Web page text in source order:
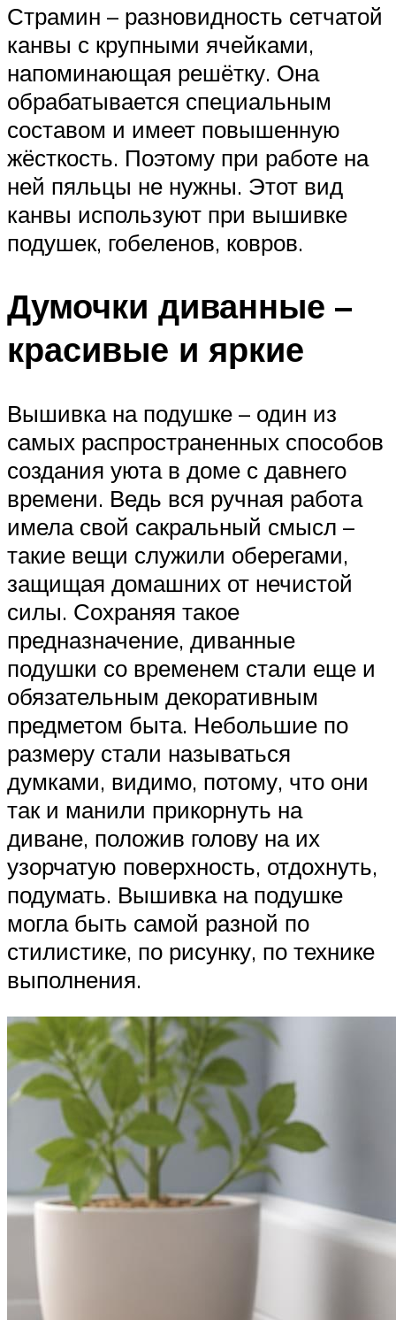
Страмин – разновидность сетчатой
канвы с крупными ячейками,
напоминающая решётку. Она
обрабатывается специальным
составом и имеет повышенную
жёсткость. Поэтому при работе на
ней пяльцы не нужны. Этот вид
канвы используют при вышивке
подушек, гобеленов, ковров.
Думочки диванные –
красивые и яркие
Вышивка на подушке – один из
самых распространенных способов
создания уюта в доме с давнего
времени. Ведь вся ручная работа
имела свой сакральный смысл –
такие вещи служили оберегами,
защищая домашних от нечистой
силы. Сохраняя такое
предназначение, диванные
подушки со временем стали еще и
обязательным декоративным
предметом быта. Небольшие по
размеру стали называться
думками, видимо, потому, что они
так и манили прикорнуть на
диване, положив голову на их
узорчатую поверхность, отдохнуть,
подумать. Вышивка на подушке
могла быть самой разной по
стилистике, по рисунку, по технике
выполнения.